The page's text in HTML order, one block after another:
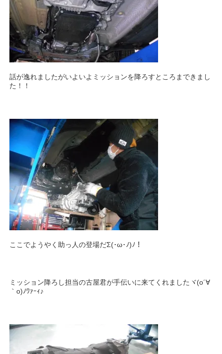
話が逸れましたがいよいよミッションを降ろすところまできまし
た！！
ここでようやく助っ人の登場だΣ(･ω･ﾉ)ﾉ！
ミッション降ろし担当の古屋君が手伝いに来てくれましたヾ(o´∀
｀o)ﾉﾜｧｰｨ♪